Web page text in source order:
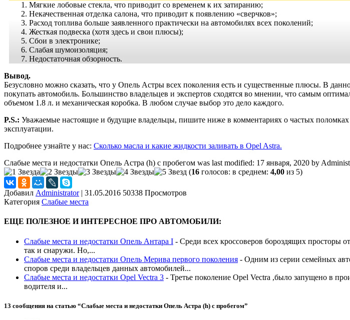
Мягкие лобовые стекла, что приводит со временем к их затиранию;
Некачественная отделка салона, что приводит к появлению «сверчков»;
Расход топлива больше заявленного практически на автомобилях всех поколений;
Жесткая подвеска (хотя здесь и свои плюсы);
Сбои в электронике;
Слабая шумоизоляция;
Недостаточная обзорность.
Вывод.
Безусловно можно сказать, что у Опель Астры всех поколения есть и существенные плюсы. В
покупать автомобиль. Большинство владельцев и экспертов сходятся во мнении, что самым
объемом 1.8 л. и механическая коробка. В любом случае выбор это дело каждого.
P.S.: Уважаемые настоящие и будущие владельцы, пишите ниже в комментариях о частых
эксплуатации.
Подробнее узнайте у нас: Сколько масла и какие жидкости заливать в Opel Astra.
Слабые места и недостатки Опель Астра (h) с пробегом was last modified: 17 января, 2020 by
(16 голосов: в среднем: 4,00 из 5)
Добавил Administrator | 31.05.2016 50338 Просмотров
Категория Слабые места
ЕЩЕ ПОЛЕЗНОЕ И ИНТЕРЕСНОЕ ПРО АВТОМОБИЛИ:
Слабые места и недостатки Опель Антара I - Среди всех кроссоверов бороздящих просторы
так и снаружи. Но,...
Слабые места и недостатки Опель Мерива первого поколения - Одним из серии семейных
споров среди владельцев данных автомобилей...
Слабые места и недостатки Opel Vectra 3 - Третье поколение Opel Vectra ,было запущено в
водителя и...
13 сообщения на статью “Слабые места и недостатки Опель Астра (h) с пробегом”